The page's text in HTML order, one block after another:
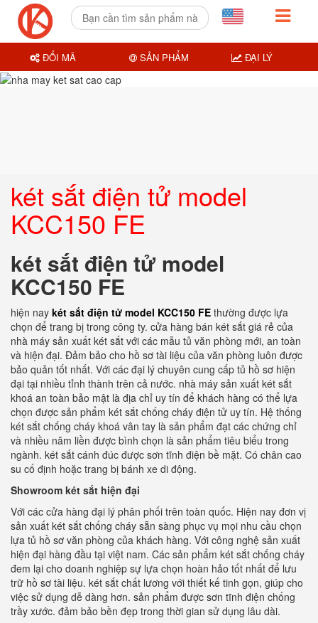
két sắt điện tử model
KCC150 FE
két sắt điện tử model
KCC150 FE
hiện nay két sắt điện tử model KCC150 FE thường được lựa
chọn để trang bị trong công ty. cửa hàng bán két sắt giá rẻ của
nhà máy sản xuất két sắt với các mẫu tủ văn phòng mới, an toàn
và hiện đại. Đảm bảo cho hồ sơ tài liệu của văn phòng luôn được
bảo quản tốt nhất. Với các đại lý chuyên cung cấp tủ hồ sơ hiện
đại tại nhiều tỉnh thành trên cả nước. nhà máy sản xuất két sắt
khoá an toàn bảo mật là địa chỉ uy tín để khách hàng có thể lựa
chọn được sản phẩm két sắt chống cháy điện tử uy tín. Hệ thống
két sắt chống cháy khoá vân tay là sản phẩm đạt các chứng chỉ
và nhiều năm liền được bình chọn là sản phẩm tiêu biểu trong
ngành. két sắt cánh đúc được sơn tĩnh điện bề mặt. Có chân cao
su cố định hoặc trang bị bánh xe di động.
Showroom két sắt hiện đại
Với các cửa hàng đại lý phân phối trên toàn quốc. Hiện nay đơn vị
sản xuất két sắt chống cháy sẵn sàng phục vụ mọi nhu cầu chọn
lựa tủ hồ sơ văn phòng của khách hàng. Với công nghệ sản xuất
hiện đại hàng đầu tại việt nam. Các sản phẩm két sắt chống cháy
đem lại cho doanh nghiệp sự lựa chọn hoàn hảo tốt nhất để lưu
trữ hồ sơ tài liệu. két sắt chất lương với thiết kế tinh gọn, giúp cho
việc sử dụng dễ dàng hơn. sản phẩm được sơn tĩnh điện chống
trầy xước. đảm bảo bền đẹp trong thời gian sử dụng lâu dài.
ĐỔI MÃ SẢN PHẨM ĐẠI LÝ